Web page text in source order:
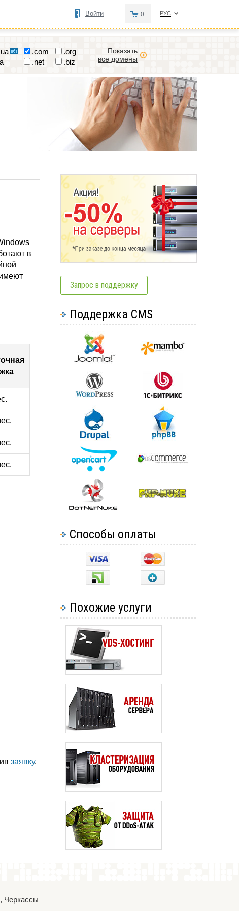
РУС
0
Войти
.com
.org
.net .biz
Показать
все домены
в
заявку.
Запрос в поддержку
Поддержка CMS
Способы оплаты
Похожие услуги
Черкассы